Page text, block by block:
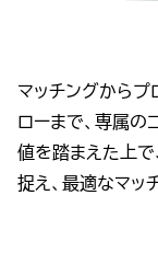
マッチングからプ
ローまで、専属の
値を踏まえた上で
捉え、最適なマッ